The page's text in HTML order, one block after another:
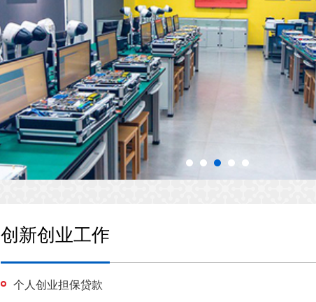
创新创业工作
个人创业担保贷款